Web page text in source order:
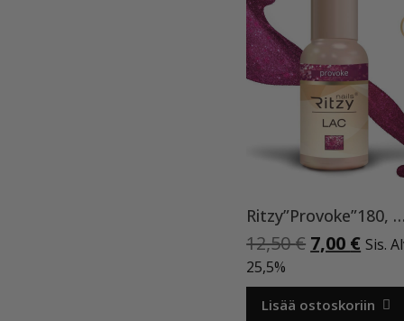
12,50€
oli:
12,50 €.
7,00 €
on:
7,00
Sis.
25,5%
Lisää ostoskoriin